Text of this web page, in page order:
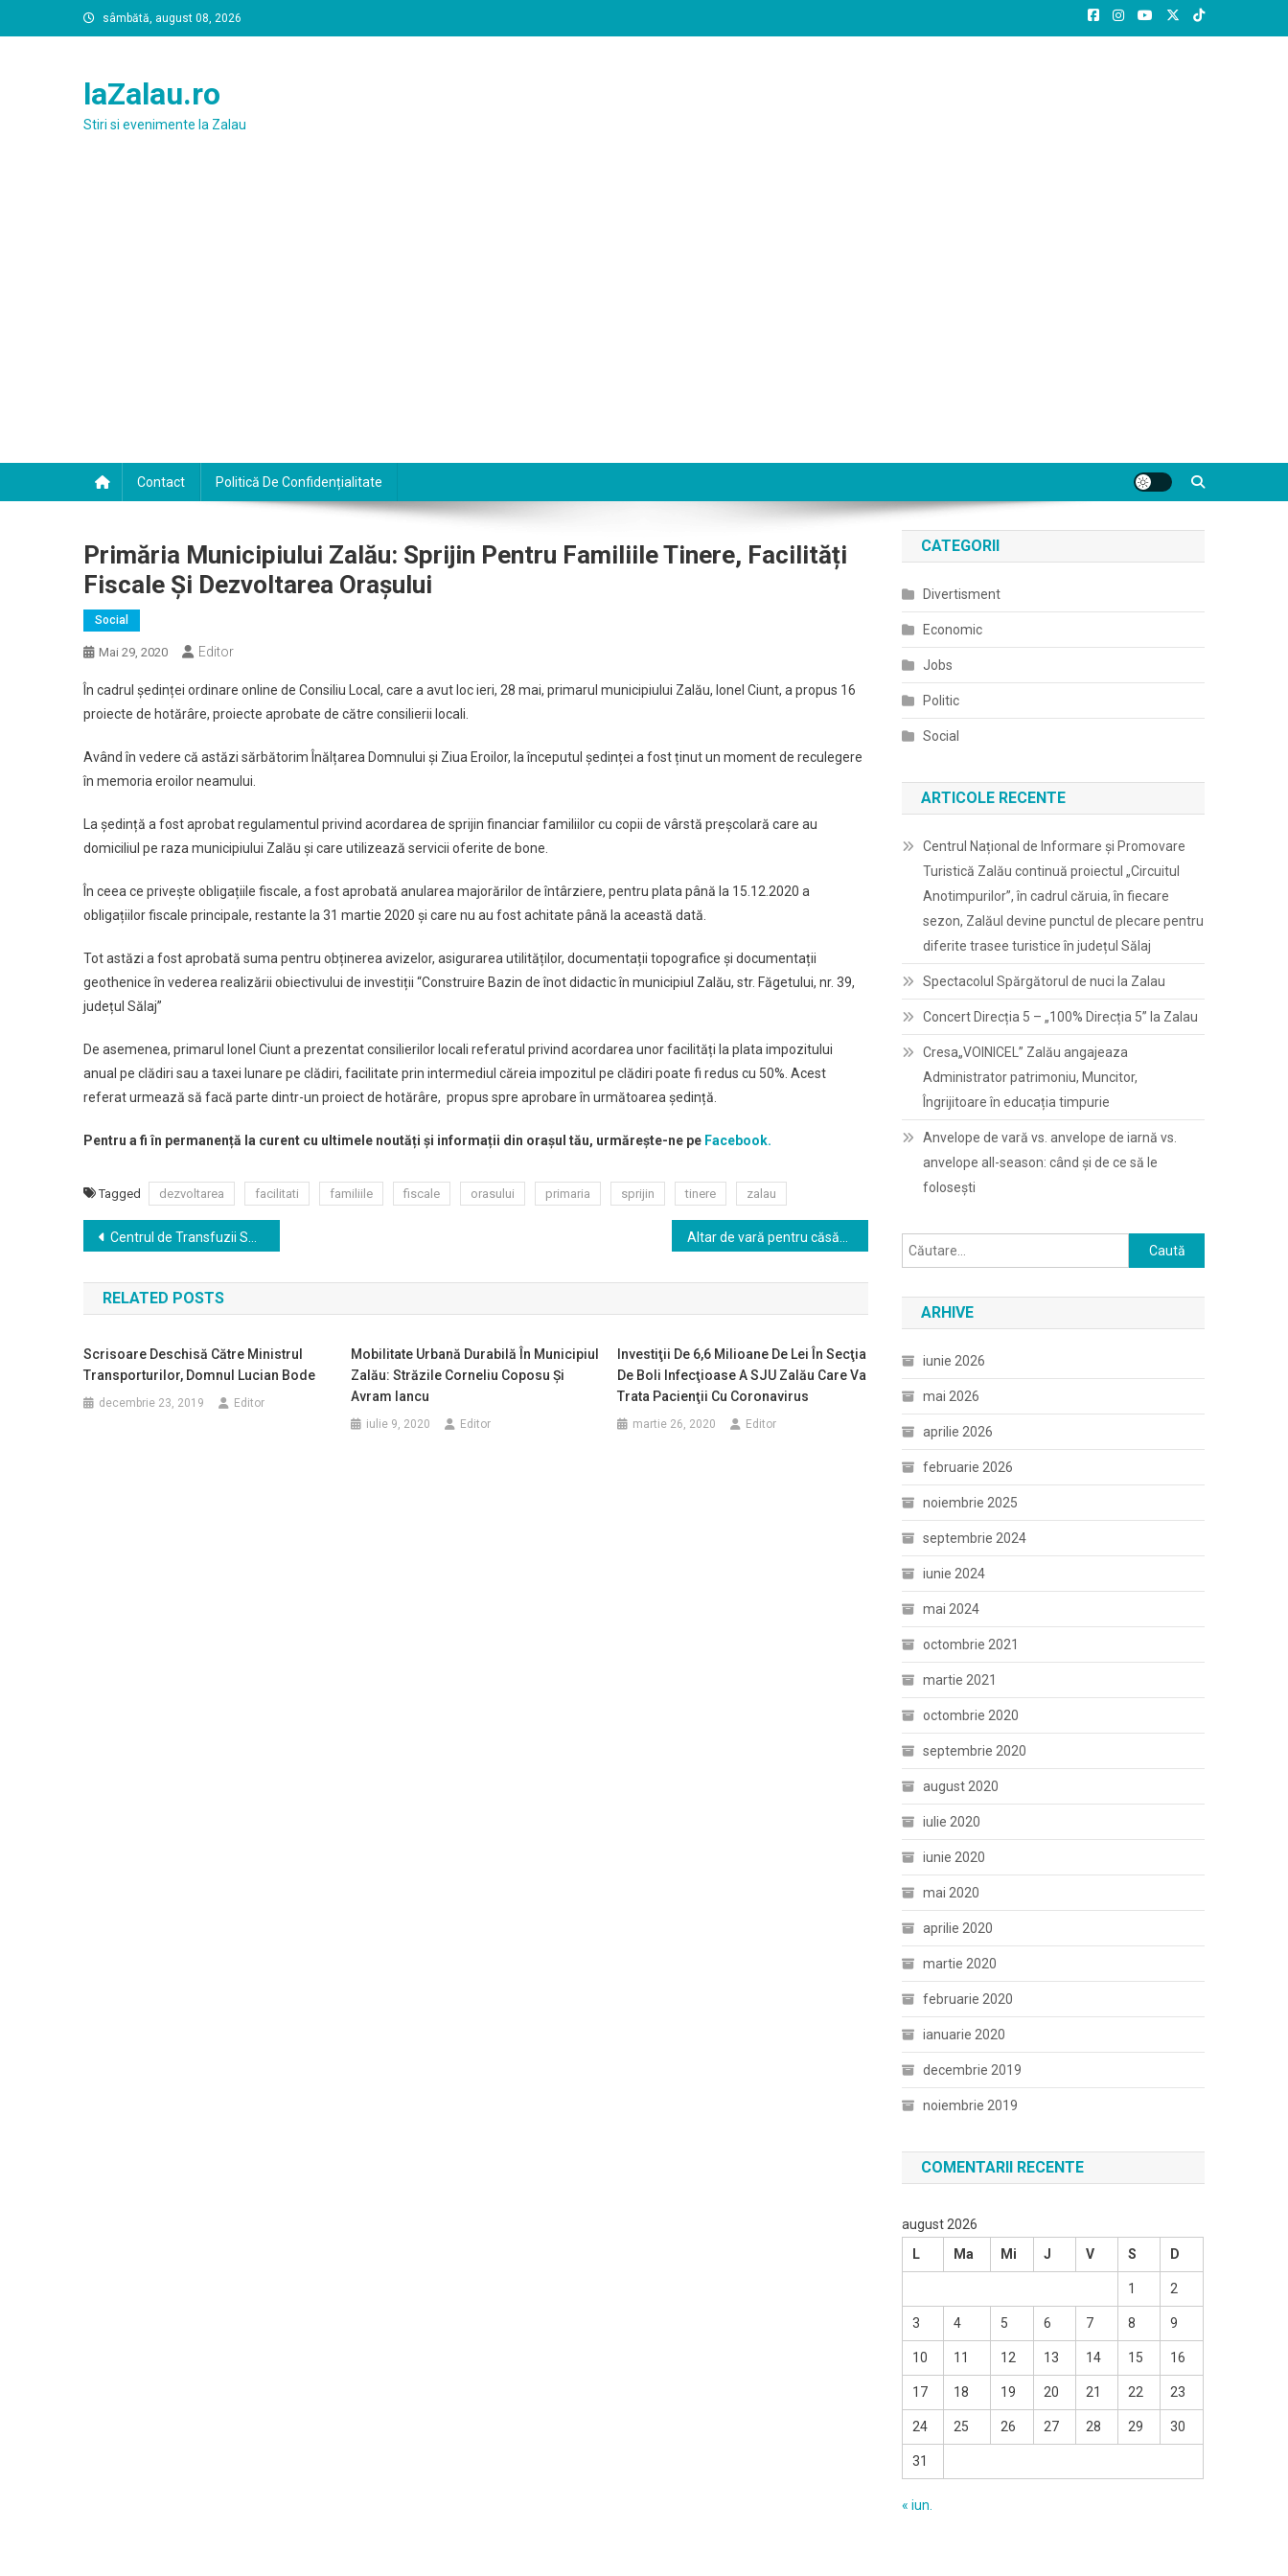
to
sâmbătă, august 08, 2026
laZalau.ro
Stiri si evenimente la Zalau
Contact Politică De Confidențialitate
Primăria Municipiului Zalău: Sprijin Pentru Familiile Tinere, Facilități
Fiscale Și Dezvoltarea Orașului
Social
Mai 29, 2020 Editor
În cadrul ședinței ordinare online de Consiliu Local, care a avut loc ieri, 28 mai, primarul municipiului Zalău, Ionel Ciunt, a propus 16
proiecte de hotărâre, proiecte aprobate de către consilierii locali.
Având în vedere că astăzi sărbătorim Înălțarea Domnului și Ziua Eroilor, la începutul ședinței a fost ținut un moment de reculegere
în memoria eroilor neamului.
La ședință a fost aprobat regulamentul privind acordarea de sprijin financiar familiilor cu copii de vârstă preșcolară care au
domiciliul pe raza municipiului Zalău și care utilizează servicii oferite de bone.
În ceea ce privește obligațiile fiscale, a fost aprobată anularea majorărilor de întârziere, pentru plata până la 15.12.2020 a
obligațiilor fiscale principale, restante la 31 martie 2020 și care nu au fost achitate până la această dată.
Tot astăzi a fost aprobată suma pentru obținerea avizelor, asigurarea utilităților, documentații topografice și documentații
geothenice în vederea realizării obiectivului de investiții “Construire Bazin de înot didactic în municipiul Zalău, str. Făgetului, nr. 39,
județul Sălaj”
De asemenea, primarul Ionel Ciunt a prezentat consilierilor locali referatul privind acordarea unor facilități la plata impozitului
anual pe clădiri sau a taxei lunare pe clădiri, facilitate prin intermediul căreia impozitul pe clădiri poate fi redus cu 50%. Acest
referat urmează să facă parte dintr-un proiect de hotărâre, propus spre aprobare în următoarea ședință.
Pentru a fi în permanență la curent cu ultimele noutăți și informații din orașul tău, urmărește-ne pe Facebook.
Tagged dezvoltarea facilitati familiile fiscale orasului primaria sprijin tinere zalau
Navigare
în
articole
Centrul de Transfuzii Sanguine Sălaj – o poveste de succes despre mai multe categorii de donatori
RELATED POSTS
Scrisoare Deschisă Către Ministrul
Transporturilor, Domnul Lucian Bode
decembrie 23, 2019 Editor
Mobilitate Urbană Durabilă În Municipiul
Zalău: Străzile Corneliu Coposu Și
Avram Iancu
iulie 9, 2020 Editor
Investiţii De 6,6 Milioane De Lei În Secţia
De Boli Infecţioase A SJU Zalău Care Va
Trata Pacienţii Cu Coronavirus
martie 26, 2020 Editor
CATEGORII
Divertisment
Economic
Jobs
Politic
Social
ARTICOLE RECENTE
Centrul Național de Informare și Promovare
Turistică Zalău continuă proiectul „Circuitul
Anotimpurilor”, în cadrul căruia, în fiecare
sezon, Zalăul devine punctul de plecare pentru
diferite trasee turistice în județul Sălaj
Spectacolul Spărgătorul de nuci la Zalau
Concert Direcția 5 – „100% Direcția 5” la Zalau
Cresa„VOINICEL” Zalău angajeaza
Administrator patrimoniu, Muncitor,
Îngrijitoare în educația timpurie
Anvelope de vară vs. anvelope de iarnă vs.
anvelope all-season: când și de ce să le
folosești
Caută
după:
ARHIVE
iunie 2026
mai 2026
aprilie 2026
februarie 2026
noiembrie 2025
septembrie 2024
iunie 2024
mai 2024
octombrie 2021
martie 2021
octombrie 2020
septembrie 2020
august 2020
iulie 2020
iunie 2020
mai 2020
aprilie 2020
martie 2020
februarie 2020
ianuarie 2020
decembrie 2019
noiembrie 2019
COMENTARII RECENTE
august 2026
L
Ma Mi J V S D
1 2
3 4 5 6 7 8 9
10 11 12 13 14 15 16
17 18 19 20 21 22 23
24 25 26 27 28 29 30
31
« iun.